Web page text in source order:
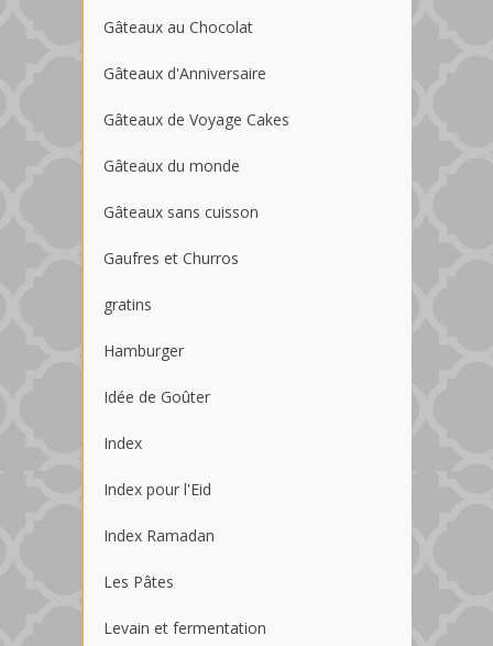
Gâteaux au Chocolat
Gâteaux d'Anniversaire
Gâteaux de Voyage Cakes
Gâteaux du monde
Gâteaux sans cuisson
Gaufres et Churros
gratins
Hamburger
Idée de Goûter
Index
Index pour l'Eid
Index Ramadan
Les Pâtes
Levain et fermentation